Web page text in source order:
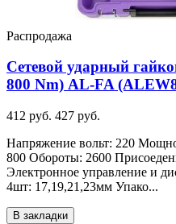
Распродажа
Сетевой ударный
800 Nm) AL-FA
412 руб. 427 руб.
Напряжение вольт: 220
800 Обороты: 2600
Электронное управление и
4шт: 17,19,21,23мм Упако...
В закладки